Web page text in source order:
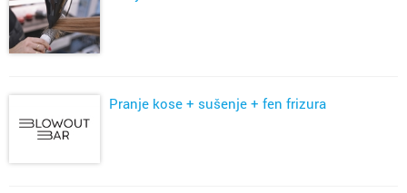
Pranje kose + sušenje + fen frizura